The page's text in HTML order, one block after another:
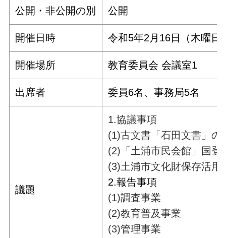
公開・非公開の別 公開
開催日時 令和5年2月16日（木曜日
開催場所 教育委員会 会議室1
出席者 委員6名、事務局5名
議題
1.協議事項
(1)古文書「石田文書」の
(2)「土浦市民会館」国
(3)土浦市文化財保存活用
2.報告事項
(1)調査事業
(2)教育普及事業
(3)管理事業